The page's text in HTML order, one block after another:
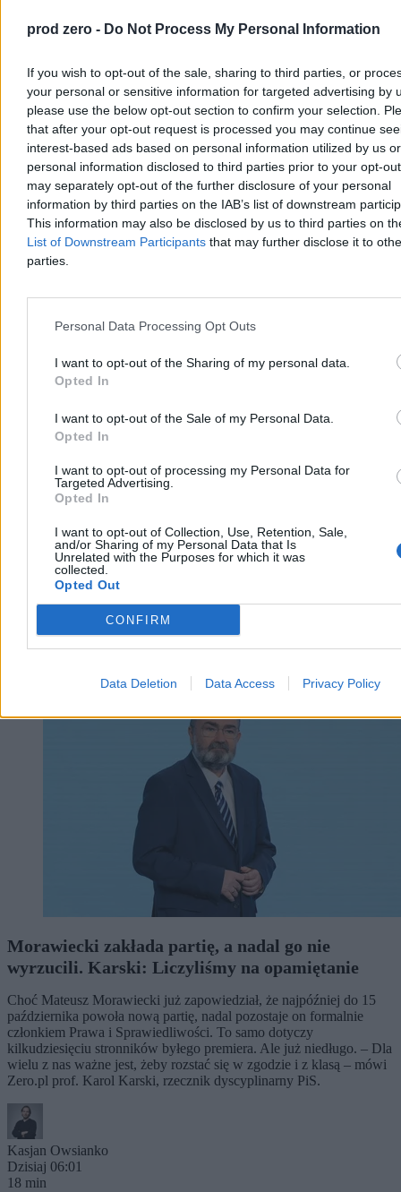
prod zero - Do Not Process My Personal Information
If you wish to opt-out of the sale, sharing to third parties, or
your personal or sensitive information for targeted advertising by
please use the below opt-out section to confirm your selection.
that after your opt-out request is processed you may continue
interest-based ads based on personal information utilized by us or
personal information disclosed to third parties prior to your opt-
may separately opt-out of the further disclosure of your personal
information by third parties on the IAB’s list of downstream
This information may also be disclosed by us to third parties on
List of Downstream Participants that may further disclose it to
parties.
Personal Data Processing Opt Outs
I want to opt-out of the Sharing of my personal data.
Opted In
I want to opt-out of the Sale of my Personal Data.
Opted In
I want to opt-out of processing my Personal Data for
Targeted Advertising.
Opted In
I want to opt-out of Collection, Use, Retention, Sale,
and/or Sharing of my Personal Data that Is
Unrelated with the Purposes for which it was
collected.
Opted Out
CONFIRM
Data Deletion Data Access Privacy Policy
Nadchodzi pogodowy rollercoaster. Na
termometrach znów będzie 36 stopni
Najbliższe dni w pogodzie upłyną pod znakiem wyrazistych zmian i
sporych wahań temperatury. Choć początek tygodnia przyniesie
krótkotrwały, gorący epizod z temperaturami przekraczającymi 30
st. C, to już od wtorku czeka nas wyraźne ochłodzenie. Sytuacja
Agnieszka Waś-Turecka
Dzisiaj 08:22
Reklama
Reklama
Morawiecki zakłada partię, a nadal go nie
wyrzucili. Karski: Liczyliśmy na opamiętanie
Choć Mateusz Morawiecki już zapowiedział, że najpóźniej do 15
października powoła nową partię, nadal pozostaje on formalnie
członkiem Prawa i Sprawiedliwości. To samo dotyczy
kilkudziesięciu stronników byłego premiera. Ale już niedługo. – Dla
wielu z nas ważne jest, żeby rozstać się w zgodzie i z klasą – mówi
Zero.pl prof. Karol Karski, rzecznik dyscyplinarny PiS.
Kasjan Owsianko
Dzisiaj 06:01
18 min